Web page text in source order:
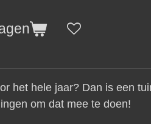
het hele jaar? Dan is een
om dat mee te doen!